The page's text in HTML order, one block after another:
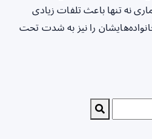
نه تنها باعث تلفات زیادی
را نیز به شدت تحت